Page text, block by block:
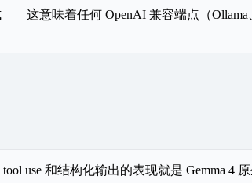
——这意味着任何 OpenAI 兼容端点（
use 和结构化输出的表现就是 Gemma 4 原